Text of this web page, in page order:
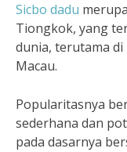
Sicbo dadu
Tiongkok, yang
dunia, terutama
Macau.
Popularitasnya
sederhana dan
pada dasarnya